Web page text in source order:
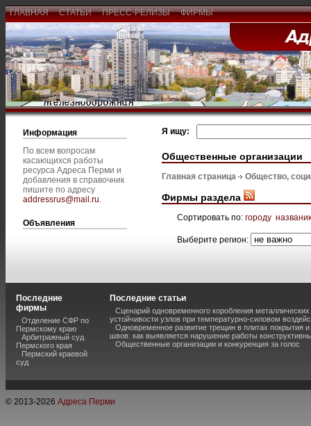
ГЛАВНАЯ СТАТЬИ ПРЕСС-РЕЛИЗЫ ФИРМЫ
Информация
По всем вопросам
касающихся работы
ресурса Адреса Перми и
добавления в справочник
пишите по адресу
addressrus@mail.ru.
Объявления
Я ищу:
Общественные организации
Главная страница Общество,
Фирмы раздела
Сортировать по: городу
Выберите регион:
Последние
фирмы
Отделение СФР по
Пермскому краю
Арбитражный суд
Пермского края
Пермский краевой
суд
Последние статьи
Сценарий одновременного коробления
устойчивости узлов при температурно-силовом
Одновременное развитие трещин в плитах покрытия
швов: как выявляется нарушение работы
Общественные организации и конкуренция за голос
© 2013-2026 Адреса Перми